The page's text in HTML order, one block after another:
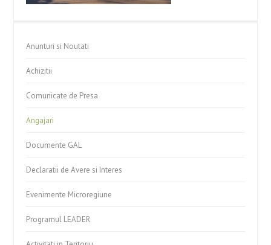
Anunturi si Noutati
Achizitii
Comunicate de Presa
Angajari
Documente GAL
Declaratii de Avere si Interes
Evenimente Microregiune
Programul LEADER